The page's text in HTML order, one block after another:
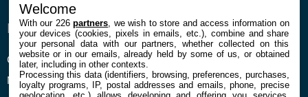
ENTREPRISE
Confidentialité et Cookies
Mentions légales et CGU
À PROPOS
Contact
Welcome
With our 226partners , we wish to store and access information on
your devices (cookies, pixels in emails, etc.), combine and share
your personal data with our partners, whether collected on this
website or in our emails, already held by some of us, or obtained
later, including in other contexts.
Processing this data (identifiers, browsing, preferences, purchases,
loyalty programs, IP, postal addresses and emails, phone, precise
geolocation, etc.) allows developing and offering you services,